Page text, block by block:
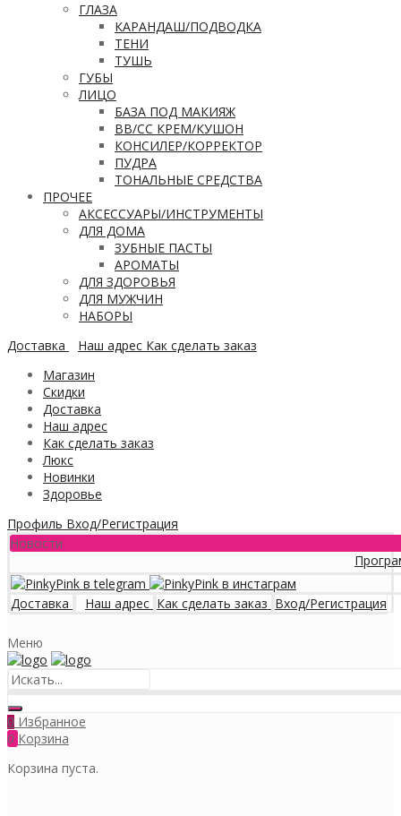
ГЛАЗА
КАРАНДАШ/ПОДВОДКА
ТЕНИ
ТУШЬ
ГУБЫ
ЛИЦО
БАЗА ПОД МАКИЯЖ
ВВ/CC КРЕМ/КУШОН
КОНСИЛЕР/КОРРЕКТОР
ПУДРА
ТОНАЛЬНЫЕ СРЕДСТВА
ПРОЧЕЕ
АКСЕССУАРЫ/ИНСТРУМЕНТЫ
ДЛЯ ДОМА
ЗУБНЫЕ ПАСТЫ
АРОМАТЫ
ДЛЯ ЗДОРОВЬЯ
ДЛЯ МУЖЧИН
НАБОРЫ
Доставка
Наш адрес Как сделать заказ
Магазин
Скидки
Доставка
Наш адрес
Как сделать заказ
Люкс
Новинки
Здоровье
Профиль Вход/Регистрация
Новости
Программа
Доставка Наш адрес Как сделать заказ Вход/Регистрация
Меню
0 Избранное
0 Корзина
Корзина пуста.